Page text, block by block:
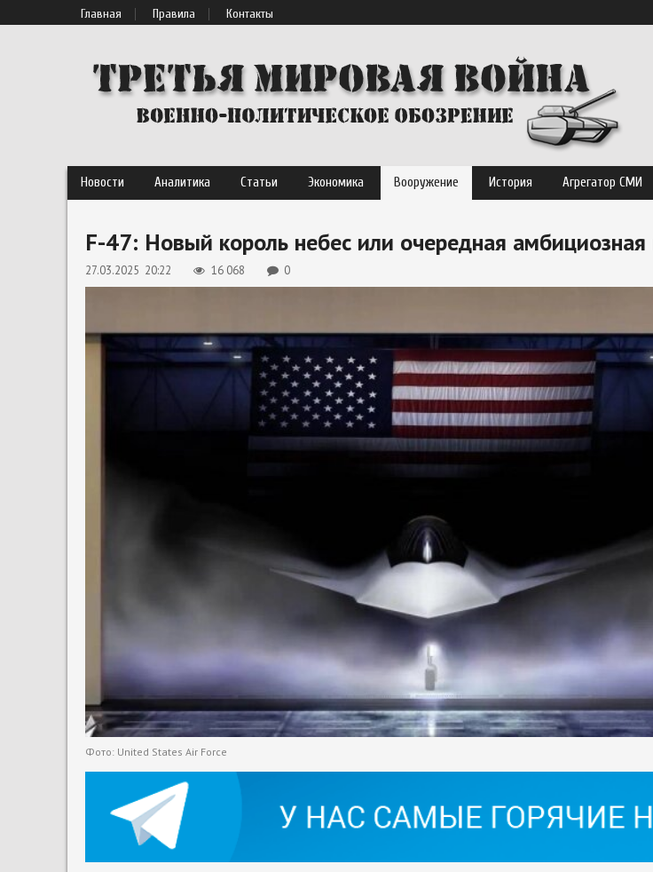
Главная Правила Контакты
Новости Аналитика Статьи Экономика Вооружение История Агрегатор СМИ
F-47: Новый король небес или очередная амбициозная
27.03.2025 20:22 16 068 0
Фото: United States Air Force